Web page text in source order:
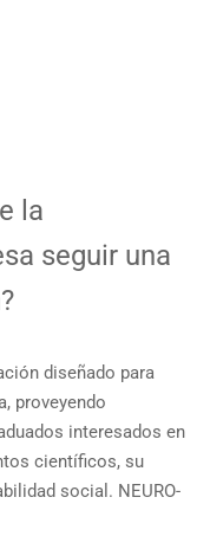
la
seguir una
diseñado para
proveyendo
interesados en
científicos, su
social. NEURO-